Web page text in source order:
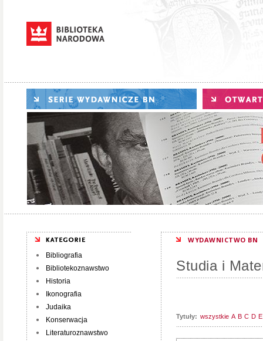
Bibliografia
Bibliotekoznawstwo
Historia
Ikonografia
Judaika
Konserwacja
Literaturoznawstwo
WYDAWNICTWO BN
Studia i
Tytuły: wszystkie A B C D E